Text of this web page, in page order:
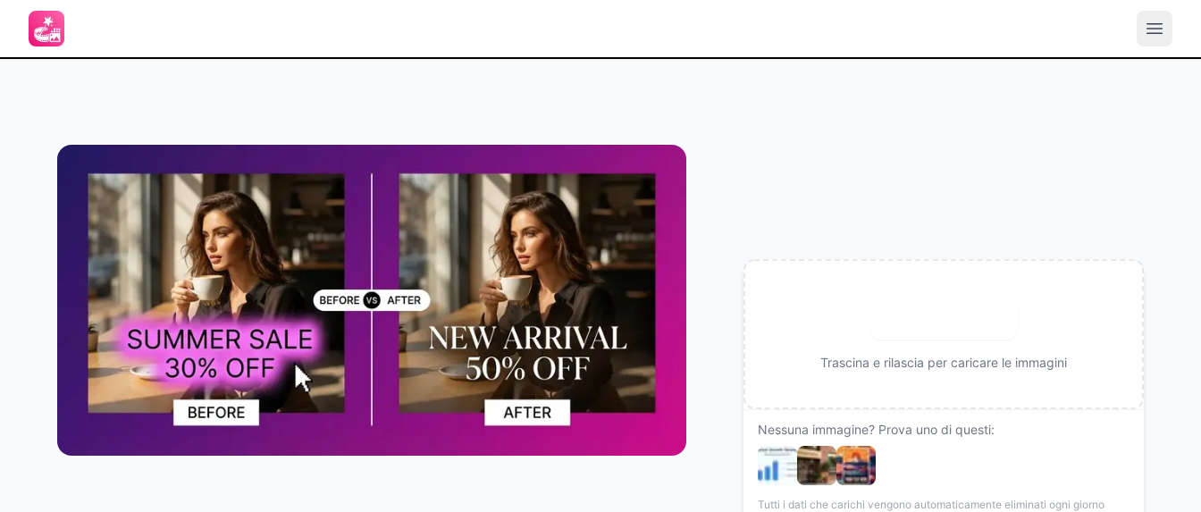
Trascina e rilascia per caricare le immagini
Nessuna immagine? Prova uno di questi:
Tutti i dati che carichi vengono automaticamente eliminati ogni giorno